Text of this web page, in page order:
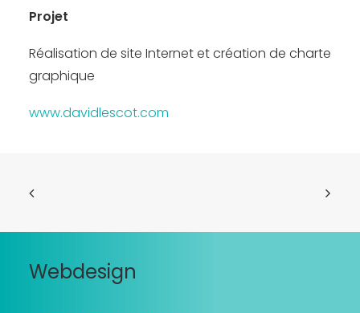
Projet
Réalisation de site Internet et création de charte
graphique
www.davidlescot.com
Webdesign